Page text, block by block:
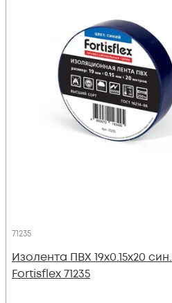
71235
Изолента ПВХ 19х0.15x20 син.
Fortisflex 71235